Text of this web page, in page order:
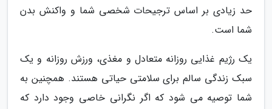
حد زیادی بر اساس ترجیحات شخصی شما و واکنش بدن
شما است.
یک رژیم غذایی روزانه متعادل و مغذی، ورزش روزانه و یک
سبک زندگی سالم برای سلامتی حیاتی هستند. همچنین به
شما توصیه می شود که اگر نگرانی خاصی وجود دارد که